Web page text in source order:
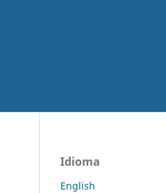
Idioma
English